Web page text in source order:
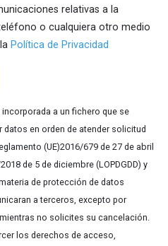
relativas a la
o cualquiera otro medio
Política de Privacidad
a un fichero que se
en orden de atender solicitud
(UE)2016/679 de 27 de abril
de 5 de diciembre (LOPDGDD) y
de protección de datos
a terceros, excepto por
no solicites su cancelación.
los derechos de acceso,